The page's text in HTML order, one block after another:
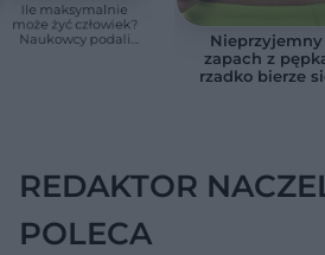
Ile maksymalnie
może żyć człowiek?
Naukowcy podali
Nieprzyjemny
zapach z
rzadko bierze
REDAKTOR
POLECA